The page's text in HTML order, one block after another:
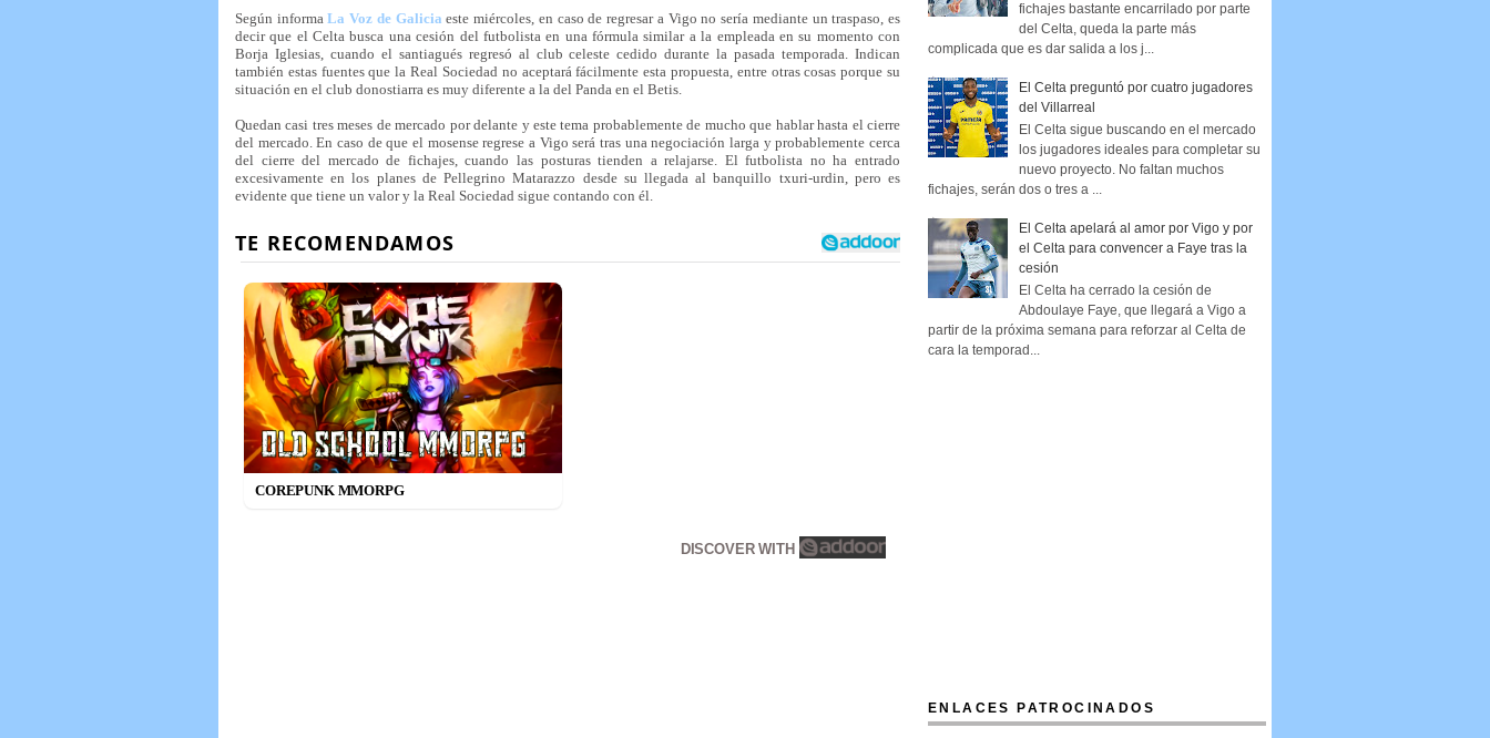
Según informaLa Voz de Galicia este miércoles, en caso de regresar a Vigo no sería mediante un traspaso, es
decir que el Celta busca una cesión del futbolista en una fórmula similar a la empleada en su momento con
Borja Iglesias, cuando el santiagués regresó al club celeste cedido durante la pasada temporada. Indican
también estas fuentes que la Real Sociedad no aceptará fácilmente esta propuesta, entre otras cosas porque su
situación en el club donostiarra es muy diferente a la del Panda en el Betis.
Quedan casi tres meses de mercado por delante y este tema probablemente de mucho que hablar hasta el cierre
del mercado. En caso de que el mosense regrese a Vigo será tras una negociación larga y probablemente cerca
del cierre del mercado de fichajes, cuando las posturas tienden a relajarse. El futbolista no ha entrado
excesivamente en los planes de Pellegrino Matarazzo desde su llegada al banquillo txuri-urdin, pero es
evidente que tiene un valor y la Real Sociedad sigue contando con él.
COREPUNK MMORPG
DISCOVER WITH
fichajes bastante encarrilado por parte
del Celta, queda la parte más
complicada que es dar salida a los j...
El Celta preguntó por cuatro jugadores
del Villarreal
El Celta sigue buscando en el mercado
los jugadores ideales para completar su
nuevo proyecto. No faltan muchos
fichajes, serán dos o tres a ...
El Celta apelará al amor por Vigo y por
el Celta para convencer a Faye tras la
cesión
El Celta ha cerrado la cesión de
Abdoulaye Faye, que llegará a Vigo a
partir de la próxima semana para reforzar al Celta de
cara la temporad...
ENLACES PATROCINADOS